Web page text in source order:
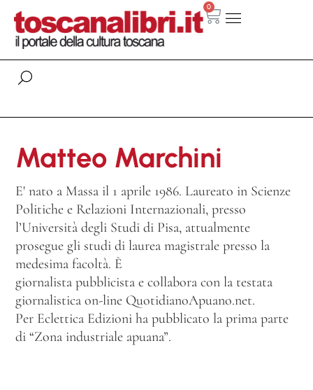
0
Matteo Marchini
E' nato a Massa il 1 aprile 1986. Laureato in Scienze
Politiche e Relazioni Internazionali, presso
l’Università degli Studi di Pisa, attualmente
prosegue gli studi di laurea magistrale presso la
medesima facoltà. È
giornalista pubblicista e collabora con la testata
giornalistica on-line QuotidianoApuano.net.
Per Eclettica Edizioni ha pubblicato la prima parte
di “Zona industriale apuana”.